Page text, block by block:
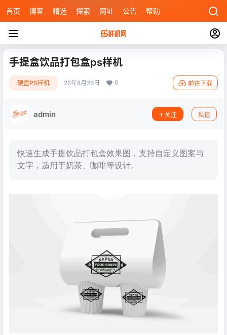
首页 博客 精选 探索 网址 公告 帮助
手提盒饮品打包盒ps样机
硬盒PS样机 25年8月26日 0 前往下载
admin 关注 私信
快速生成手提饮品打包盒效果图，支持自定义图案与
文字，适用于奶茶、咖啡等设计。